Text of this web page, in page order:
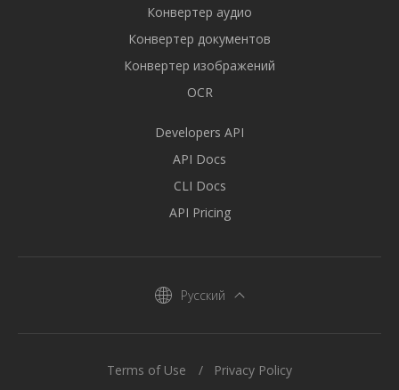
Конвертер аудио
Конвертер документов
Конвертер изображений
OCR
Developers API
API Docs
CLI Docs
API Pricing
Русский
Terms of Use Privacy Policy